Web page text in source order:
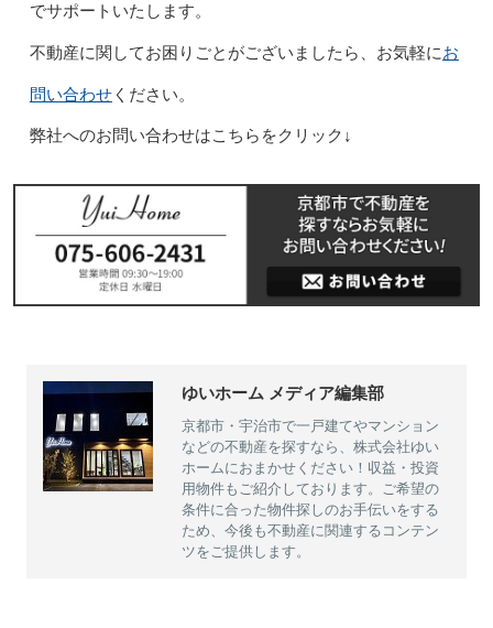
でサポートいたします。
不動産に関してお困りごとがございましたら、お気軽にお
問い合わせください。
弊社へのお問い合わせはこちらをクリック↓
ゆいホーム メディア編集部
京都市・宇治市で一戸建てやマンション
などの不動産を探すなら、株式会社ゆい
ホームにおまかせください！収益・投資
用物件もご紹介しております。ご希望の
条件に合った物件探しのお手伝いをする
ため、今後も不動産に関連するコンテン
ツをご提供します。